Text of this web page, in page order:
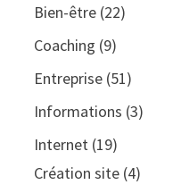
Bien-être(22)
Coaching (9)
Entreprise(51)
Informations (3)
Internet(19)
Création site(4)